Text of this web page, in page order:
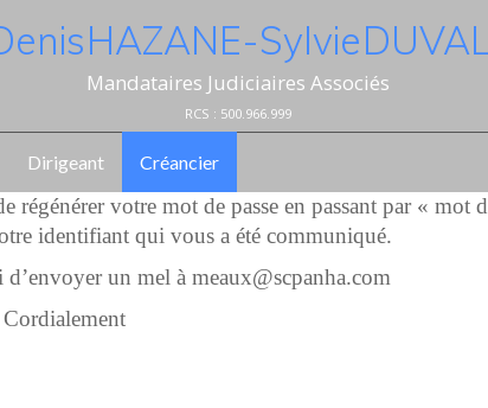
HAZANE - Sylvie
Mandataires Judiciaires Associés
RCS : 500.966.999
Dirigeant Créancier
votre mot de passe en passant par « mot
identifiant qui vous a été communiqué.
un mel à meaux@scpanha.com
Cordialement